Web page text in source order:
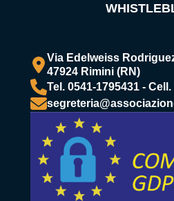
Via Edelweiss
47924 Rimini (RN)
Tel. 0541-1795431 -